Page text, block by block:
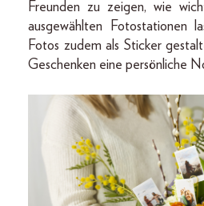
Freunden zu zeigen, wie
ausgewählten Fotostationen
Fotos zudem als Sticker
Geschenken eine persönliche